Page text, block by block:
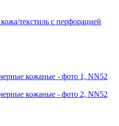
текстиль с перфорацией